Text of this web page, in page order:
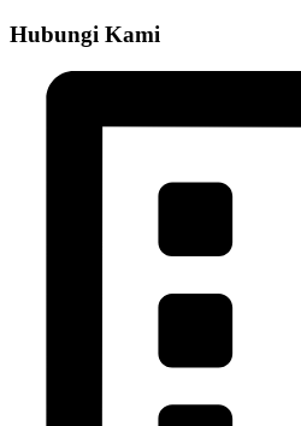
Hubungi Kami